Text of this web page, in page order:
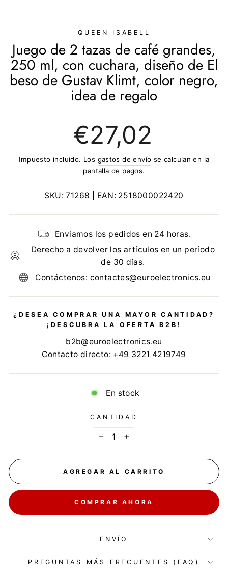
QUEEN ISABELL
Juego de 2 tazas de café grandes,
250 ml, con cuchara, diseño de El
beso de Gustav Klimt, color negro,
idea de regalo
regular
€27,02
Impuesto incluido. Los gastos de envío se calculan en la
pantalla de pagos.
SKU:71268 | EAN: 2518000022420
Enviamos los pedidos en 24 horas.
Derecho a devolver los artículos en un período
de 30 días.
Contáctenos: contactes@euroelectronics.eu
¿DESEA COMPRAR UNA MAYOR CANTIDAD?
¡DESCUBRA LA OFERTA B2B!
b2b@euroelectronics.eu
Contacto directo: +49 3221 4219749
En stock
CANTIDAD
+
AGREGAR AL CARRITO
COMPRAR AHORA
ENVÍO
PREGUNTAS MÁS FRECUENTES (FAQ)